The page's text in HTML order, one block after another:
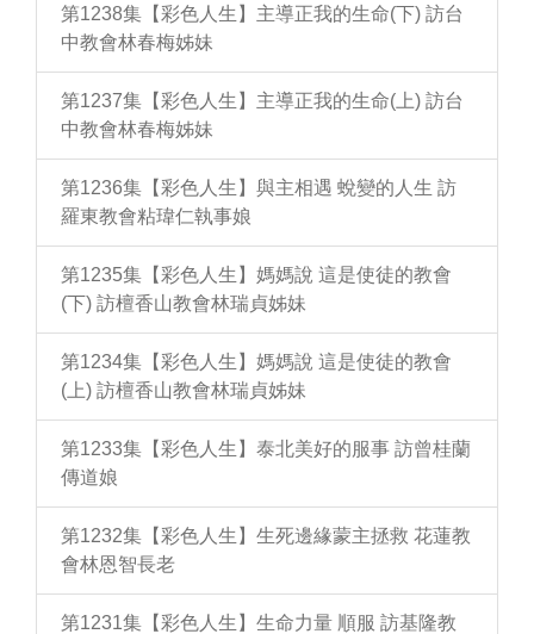
第1238集【彩色人生】主導正我的生命(下) 訪台
中教會林春梅姊妹
第1237集【彩色人生】主導正我的生命(上) 訪台
中教會林春梅姊妹
第1236集【彩色人生】與主相遇 蛻變的人生 訪
羅東教會粘瑋仁執事娘
第1235集【彩色人生】媽媽說 這是使徒的教會
(下) 訪檀香山教會林瑞貞姊妹
第1234集【彩色人生】媽媽說 這是使徒的教會
(上) 訪檀香山教會林瑞貞姊妹
第1233集【彩色人生】泰北美好的服事 訪曾桂蘭
傳道娘
第1232集【彩色人生】生死邊緣蒙主拯救 花蓮教
會林恩智長老
第1231集【彩色人生】生命力量 順服 訪基隆教